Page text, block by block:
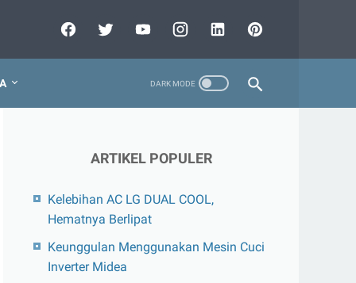
ARTIKEL POPULER
Kelebihan AC LG DUAL COOL,
Hematnya Berlipat
Keunggulan Menggunakan Mesin Cuci
Inverter Midea